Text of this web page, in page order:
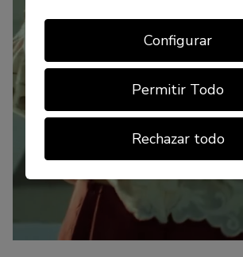
Configurar
Permitir Todo
Rechazar todo